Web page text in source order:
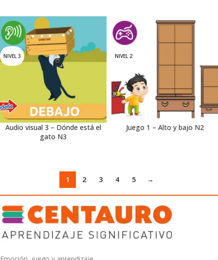
NIVEL 3
Audio visual 3 – Dónde está el
gato N3
NIVEL 2
Juego 1 – Alto y bajo N2
1 2 3 4 5 →